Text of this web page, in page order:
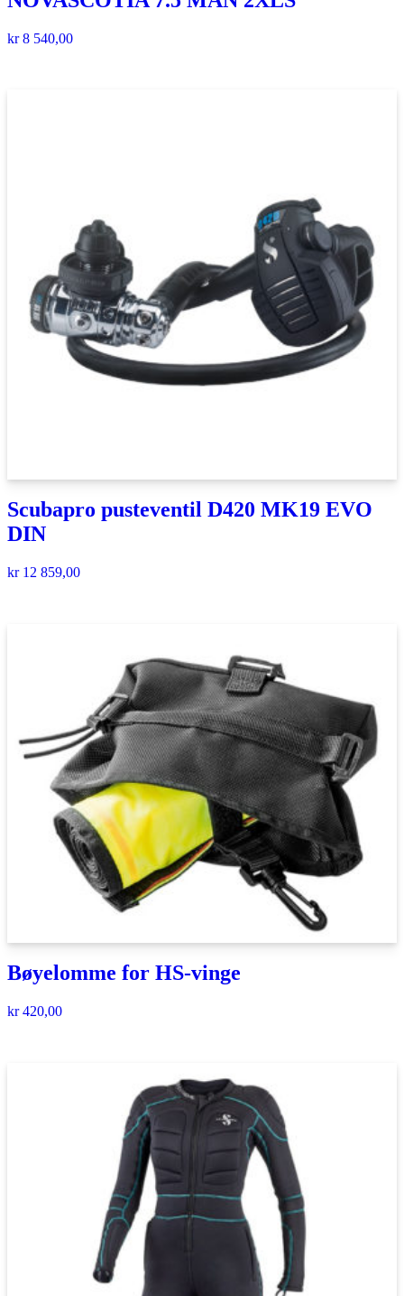
kr8 540,00
Scubapro pusteventil D420 MK19 EVO
DIN
kr12 859,00
Bøyelomme for HS-vinge
kr420,00